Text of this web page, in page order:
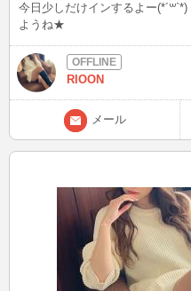
今日少しだけインするよー
ようね★
RIOON
メール